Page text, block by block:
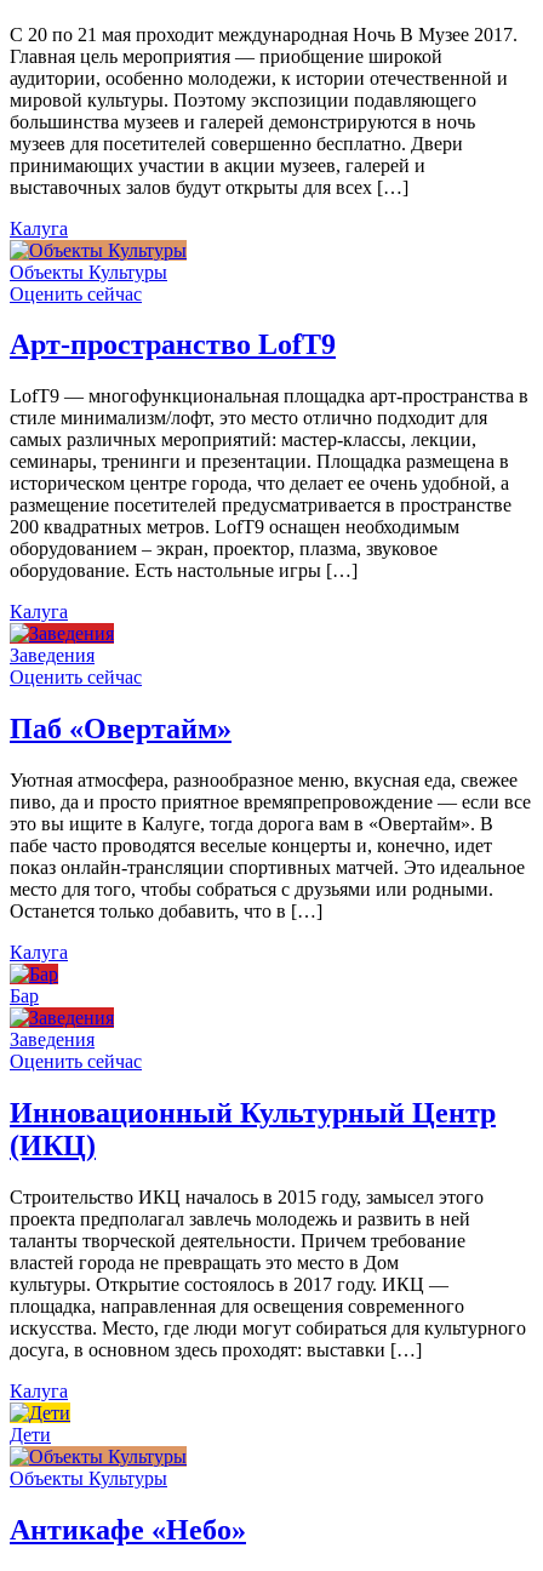
С 20 по 21 мая проходит международная Ночь В Музее 2017.
Главная цель мероприятия — приобщение широкой
аудитории, особенно молодежи, к истории отечественной и
мировой культуры. Поэтому экспозиции подавляющего
большинства музеев и галерей демонстрируются в ночь
музеев для посетителей совершенно бесплатно. Двери
принимающих участии в акции музеев, галерей и
выставочных залов будут открыты для всех […]
Калуга
Объекты Культуры
Оценить сейчас
Арт-пространство LofT9
LofT9 — многофункциональная площадка арт-пространства в
стиле минимализм/лофт, это место отлично подходит для
самых различных мероприятий: мастер-классы, лекции,
семинары, тренинги и презентации. Площадка размещена в
историческом центре города, что делает ее очень удобной, а
размещение посетителей предусматривается в пространстве
200 квадратных метров. LofT9 оснащен необходимым
оборудованием – экран, проектор, плазма, звуковое
оборудование. Есть настольные игры […]
Калуга
Заведения
Оценить сейчас
Паб «Овертайм»
Уютная атмосфера, разнообразное меню, вкусная еда, свежее
пиво, да и просто приятное времяпрепровождение — если все
это вы ищите в Калуге, тогда дорога вам в «Овертайм». В
пабе часто проводятся веселые концерты и, конечно, идет
показ онлайн-трансляции спортивных матчей. Это идеальное
место для того, чтобы собраться с друзьями или родными.
Останется только добавить, что в […]
Калуга
Бар
Заведения
Оценить сейчас
Инновационный Культурный Центр
(ИКЦ)
Строительство ИКЦ началось в 2015 году, замысел этого
проекта предполагал завлечь молодежь и развить в ней
таланты творческой деятельности. Причем требование
властей города не превращать это место в Дом
культуры. Открытие состоялось в 2017 году. ИКЦ —
площадка, направленная для освещения современного
искусства. Место, где люди могут собираться для культурного
досуга, в основном здесь проходят: выставки […]
Калуга
Дети
Объекты Культуры
Антикафе «Небо»